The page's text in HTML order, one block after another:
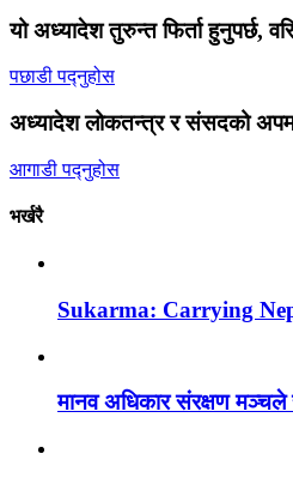
यो अध्यादेश तुरुन्त फिर्ता हुनुपर्छ,
पछाडी पद्नुहोस
अध्यादेश लोकतन्त्र र संसदको
आगाडी पद्नुहोस
भर्खरै
Sukarma: Carrying
मानव अधिकार संरक्षण मञ्चले